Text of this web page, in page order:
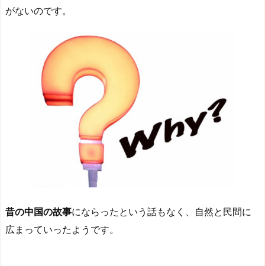
がないのです。
昔の中国の故事にならったという話もなく、自然と民間に
広まっていったようです。